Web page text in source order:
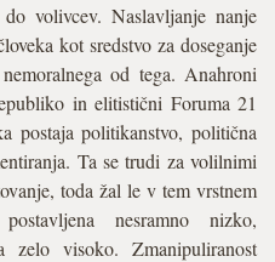
volivcev. Naslavljanje nanje
kot sredstvo za doseganje
od tega. Anahroni
in elitistični Foruma 21
postaja politikanstvo, politična
Ta se trudi za volilnimi
toda žal le v tem vrstnem
nesramno nizko,
zelo visoko. Zmanipuliranost